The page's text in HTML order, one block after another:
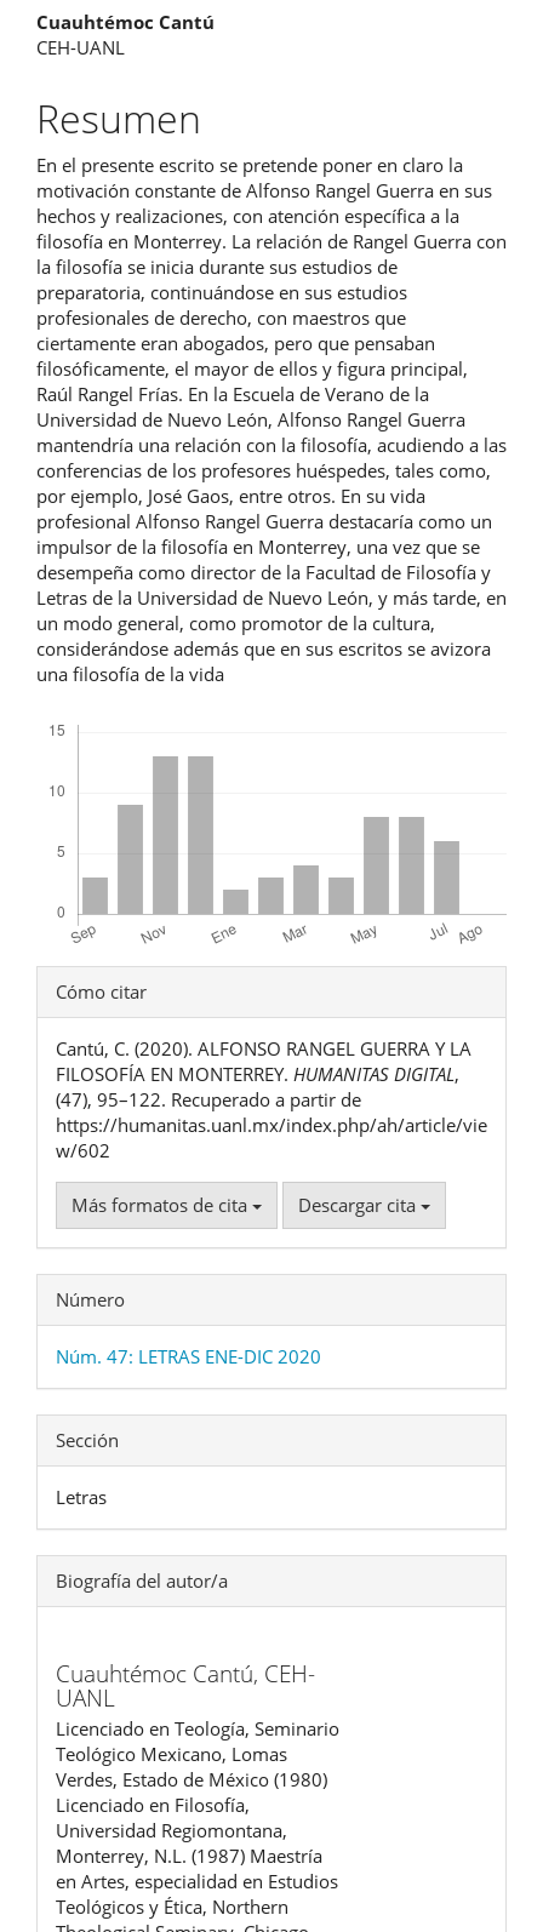
Contenido
principal
del
artículo
Cuauhtémoc Cantú
CEH-UANL
Resumen
En el presente escrito se pretende poner en claro la
motivación constante de Alfonso Rangel Guerra en sus
hechos y realizaciones, con atención específica a la
filosofía en Monterrey. La relación de Rangel Guerra con
la filosofía se inicia durante sus estudios de
preparatoria, continuándose en sus estudios
profesionales de derecho, con maestros que
ciertamente eran abogados, pero que pensaban
filosóficamente, el mayor de ellos y figura principal,
Raúl Rangel Frías. En la Escuela de Verano de la
Universidad de Nuevo León, Alfonso Rangel Guerra
mantendría una relación con la filosofía, acudiendo a las
conferencias de los profesores huéspedes, tales como,
por ejemplo, José Gaos, entre otros. En su vida
profesional Alfonso Rangel Guerra destacaría como un
impulsor de la filosofía en Monterrey, una vez que se
desempeña como director de la Facultad de Filosofía y
Letras de la Universidad de Nuevo León, y más tarde, en
un modo general, como promotor de la cultura,
considerándose además que en sus escritos se avizora
una filosofía de la vida
Detalles
del
artículo
Cómo citar
Cantú, C. (2020). ALFONSO RANGEL GUERRA Y LA
FILOSOFÍA EN MONTERREY. HUMANITAS DIGITAL,
(47), 95–122. Recuperado a partir de
https://humanitas.uanl.mx/index.php/ah/article/vie
w/602
Más formatos de cita Descargar cita
Número
Núm. 47: LETRAS ENE-DIC 2020
Sección
Letras
Biografía del autor/a
Cuauhtémoc Cantú, CEH-
UANL
Licenciado en Teología, Seminario
Teológico Mexicano, Lomas
Verdes, Estado de México (1980)
Licenciado en Filosofía,
Universidad Regiomontana,
Monterrey, N.L. (1987) Maestría
en Artes, especialidad en Estudios
Teológicos y Ética, Northern